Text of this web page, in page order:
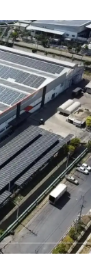
plant : 300 Kwp